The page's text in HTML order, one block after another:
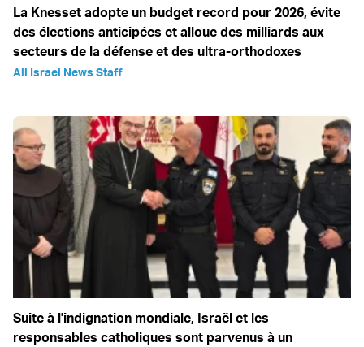
La Knesset adopte un budget record pour 2026, évite
des élections anticipées et alloue des milliards aux
secteurs de la défense et des ultra-orthodoxes
All Israel News Staff
Suite à l'indignation mondiale, Israël et les
responsables catholiques sont parvenus à un